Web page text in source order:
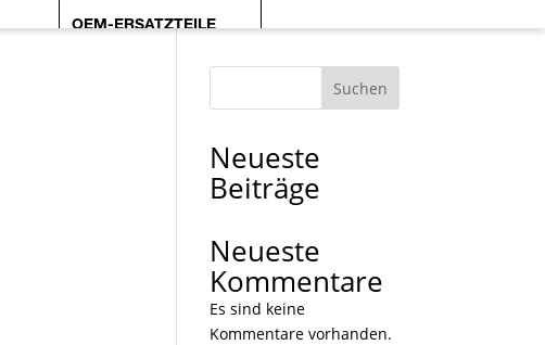
OEM-ERSATZTEILE
DIENSTLEISTUNGEN
WIE WIR
REFERENZEN
Suchen
Neueste
Beiträge
Neueste
Kommentare
Es sind keine
Kommentare vorhanden.